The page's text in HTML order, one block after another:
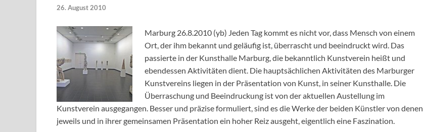
26. August 2010
Marburg 26.8.2010 (yb) Jeden Tag kommt es nicht vor, dass Mensch von einem
Ort, der ihm bekannt und geläufig ist, überrascht und beeindruckt wird. Das
passierte in der Kunsthalle Marburg, die bekanntlich Kunstverein heißt und
ebendessen Aktivitäten dient. Die hauptsächlichen Aktivitäten des Marburger
Kunstvereins liegen in der Präsentation von Kunst, in seiner Kunsthalle. Die
Überraschung und Beeindruckung ist von der aktuellen Austellung im
Kunstverein ausgegangen. Besser und präzise formuliert, sind es die Werke der beiden Künstler von denen
jeweils und in ihrer gemeinsamen Präsentation ein hoher Reiz ausgeht, eigentlich eine Faszination.